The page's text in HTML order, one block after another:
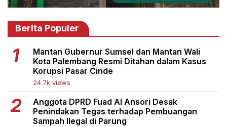
Berita Populer
Mantan Gubernur Sumsel dan Mantan Wali
Kota Palembang Resmi Ditahan dalam Kasus
Korupsi Pasar Cinde
24.7k views
Anggota DPRD Fuad Al Ansori Desak
Penindakan Tegas terhadap Pembuangan
Sampah Ilegal di Parung